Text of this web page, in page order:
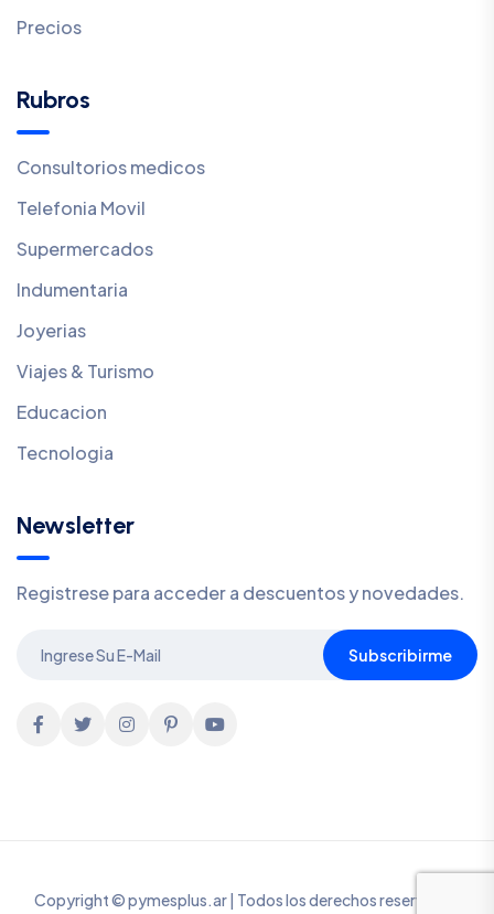
Precios
Rubros
Consultorios medicos
Telefonia Movil
Supermercados
Indumentaria
Joyerias
Viajes & Turismo
Educacion
Tecnologia
Newsletter
Registrese para acceder a descuentos y novedades.
Subscribirme
Copyright © pymesplus.ar | Todos los derechos reservados